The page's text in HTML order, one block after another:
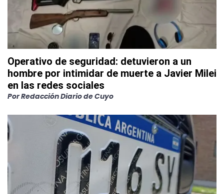
Operativo de seguridad: detuvieron a un
hombre por intimidar de muerte a Javier Milei
en las redes sociales
PorRedacción Diario de Cuyo